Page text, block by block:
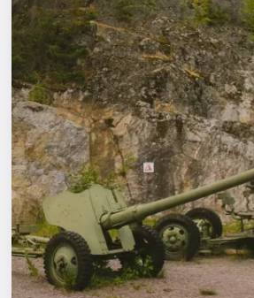
Города
Площадки
Артисты
Рейтинги